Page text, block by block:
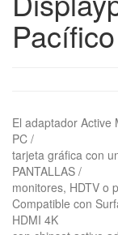
El adaptador Active
PC /
tarjeta gráfica con
PANTALLAS /
monitores, HDTV o
Compatible con
HDMI 4K